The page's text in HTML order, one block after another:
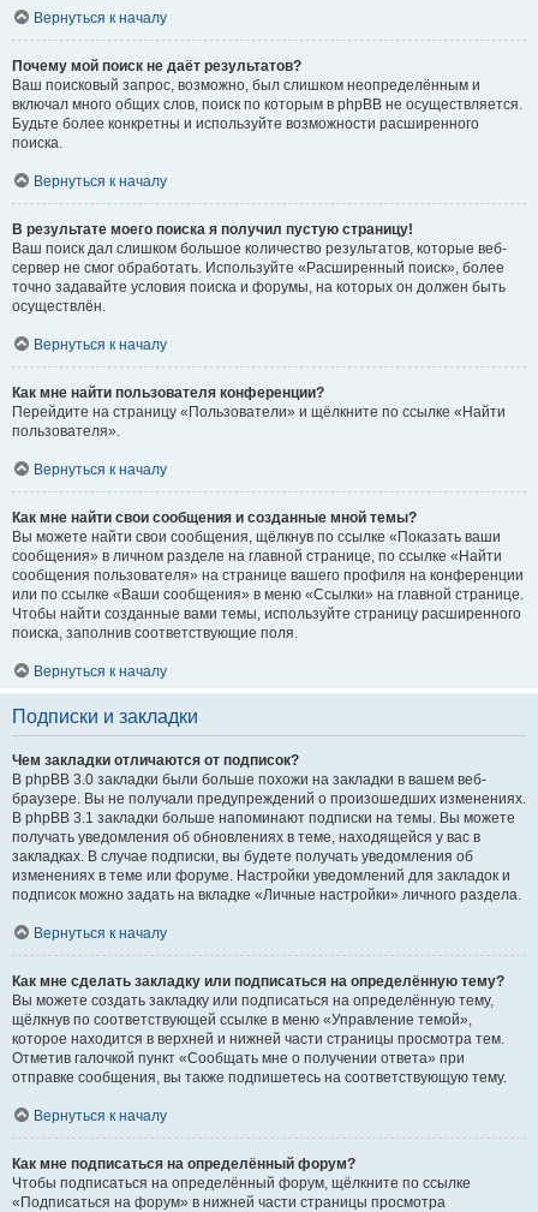
Вернуться к началу
Почему мой поиск не даёт результатов?
Ваш поисковый запрос, возможно, был слишком неопределённым и
включал много общих слов, поиск по которым в phpBB не осуществляется.
Будьте более конкретны и используйте возможности расширенного
поиска.
Вернуться к началу
В результате моего поиска я получил пустую страницу!
Ваш поиск дал слишком большое количество результатов, которые веб-
сервер не смог обработать. Используйте «Расширенный поиск», более
точно задавайте условия поиска и форумы, на которых он должен быть
осуществлён.
Вернуться к началу
Как мне найти пользователя конференции?
Перейдите на страницу «Пользователи» и щёлкните по ссылке «Найти
пользователя».
Вернуться к началу
Как мне найти свои сообщения и созданные мной темы?
Вы можете найти свои сообщения, щёлкнув по ссылке «Показать ваши
сообщения» в личном разделе на главной странице, по ссылке «Найти
сообщения пользователя» на странице вашего профиля на конференции
или по ссылке «Ваши сообщения» в меню «Ссылки» на главной странице.
Чтобы найти созданные вами темы, используйте страницу расширенного
поиска, заполнив соответствующие поля.
Вернуться к началу
Подписки и закладки
Чем закладки отличаются от подписок?
В phpBB 3.0 закладки были больше похожи на закладки в вашем веб-
браузере. Вы не получали предупреждений о произошедших изменениях.
В phpBB 3.1 закладки больше напоминают подписки на темы. Вы можете
получать уведомления об обновлениях в теме, находящейся у вас в
закладках. В случае подписки, вы будете получать уведомления об
изменениях в теме или форуме. Настройки уведомлений для закладок и
подписок можно задать на вкладке «Личные настройки» личного раздела.
Вернуться к началу
Как мне сделать закладку или подписаться на определённую тему?
Вы можете создать закладку или подписаться на определённую тему,
щёлкнув по соответствующей ссылке в меню «Управление темой»,
которое находится в верхней и нижней части страницы просмотра тем.
Отметив галочкой пункт «Сообщать мне о получении ответа» при
отправке сообщения, вы также подпишетесь на соответствующую тему.
Вернуться к началу
Как мне подписаться на определённый форум?
Чтобы подписаться на определённый форум, щёлкните по ссылке
«Подписаться на форум» в нижней части страницы просмотра